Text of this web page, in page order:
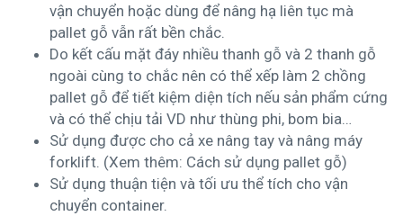
vận chuyển hoặc dùng để nâng hạ liên tục mà
pallet gỗ vẫn rất bền chắc.
Do kết cấu mặt đáy nhiều thanh gỗ và 2 thanh gỗ
ngoài cùng to chắc nên có thể xếp làm 2 chồng
pallet gỗ để tiết kiệm diện tích nếu sản phẩm cứng
và có thể chịu tải VD như thùng phi, bom bia…
Sử dụng được cho cả xe nâng tay và nâng máy
forklift. (Xem thêm: Cách sử dụng pallet gỗ)
Sử dụng thuận tiện và tối ưu thể tích cho vận
chuyển container.